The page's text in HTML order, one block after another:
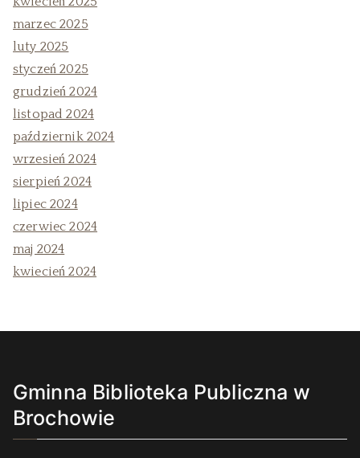
marzec 2025
luty 2025
styczeń 2025
grudzień 2024
listopad 2024
październik 2024
wrzesień 2024
sierpień 2024
lipiec 2024
czerwiec 2024
maj 2024
kwiecień 2024
Gminna Biblioteka Publiczna w
Brochowie